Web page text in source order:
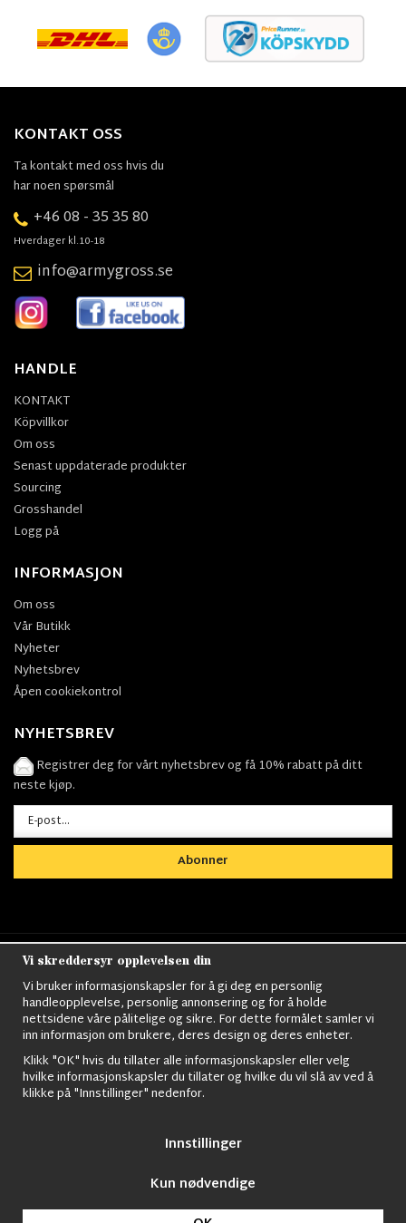
KONTAKT OSS
Ta kontakt med oss hvis du
har noen spørsmål
+46 08 - 35 35 80
Hverdager kl.10-18
info@armygross.se
HANDLE
KONTAKT
Köpvillkor
Om oss
Senast uppdaterade produkter
Sourcing
Grosshandel
Logg på
INFORMASJON
Om oss
Vår Butikk
Nyheter
Nyhetsbrev
Åpen cookiekontrol
NYHETSBREV
Registrer deg for vårt nyhetsbrev og få 10% rabatt på ditt
neste kjøp.
Abonner
Nordens största utbud av
kläder,Militärtöverskott, Militärutrustning, Ordningsvakt
utrustning,väktarkläder,Militärbyxor,Militärjackor,M65
Jackor,Bomberjackor,Militärkängor,Militära Ryggsäckar,Vintage Army
kläder,Sjömanskläder,Paracord,Gasmask,Ghillie
© 2009 Nordic Army Gross HB All Rights Reserved.
Vi skreddersyr opplevelsen din
Vi bruker informasjonskapsler for å gi deg en personlig
handleopplevelse, personlig annonsering og for å holde
nettsidene våre pålitelige og sikre. For dette formålet samler vi
inn informasjon om brukere, deres design og deres enheter.
Klikk "OK" hvis du tillater alle informasjonskapsler eller velg
hvilke informasjonskapsler du tillater og hvilke du vil slå av ved å
klikke på "Innstillinger" nedenfor.
Innstillinger
Kun nødvendige